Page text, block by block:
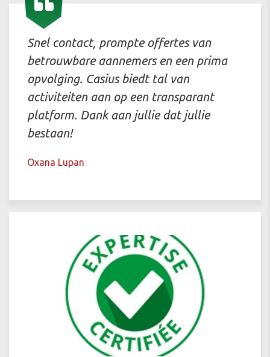
Snel contact, prompte offertes van
betrouwbare aannemers en een prima
opvolging. Casius biedt tal van
activiteiten aan op een transparant
platform. Dank aan jullie dat jullie
bestaan!
Oxana Lupan